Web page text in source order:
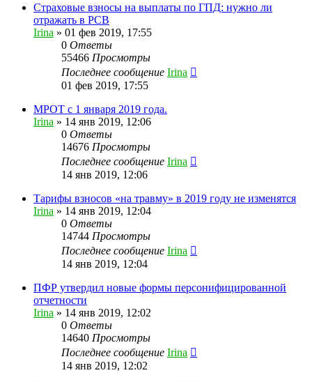
Страховые взносы на выплаты по ГПД: нужно ли
отражать в РСВ
Irina » 01 фев 2019, 17:55
0 Ответы
55466 Просмотры
Последнее сообщение Irina
01 фев 2019, 17:55
МРОТ с 1 января 2019 года.
Irina » 14 янв 2019, 12:06
0 Ответы
14676 Просмотры
Последнее сообщение Irina
14 янв 2019, 12:06
Тарифы взносов «на травму» в 2019 году не изменятся
Irina » 14 янв 2019, 12:04
0 Ответы
14744 Просмотры
Последнее сообщение Irina
14 янв 2019, 12:04
ПФР утвердил новые формы персонифицированной
отчетности
Irina » 14 янв 2019, 12:02
0 Ответы
14640 Просмотры
Последнее сообщение Irina
14 янв 2019, 12:02